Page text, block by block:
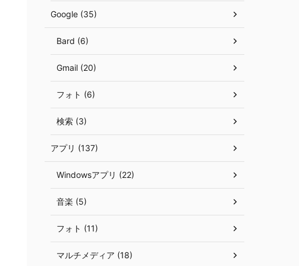
Google (35)
Bard (6)
Gmail (20)
フォト (6)
検索 (3)
アプリ (137)
Windowsアプリ (22)
音楽 (5)
フォト (11)
マルチメディア (18)